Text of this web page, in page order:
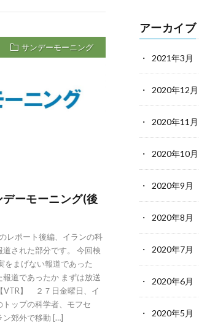
サンデーモーニング
ーモーニング(後
レポート後編、イランの科
された部分です。 今回検
をまげない報道であった
道であったか まずは放送
VTR】 ２７日金曜日、イ
ップの科学者、モフセ
ン郊外で移動 […]
アーカイブ
2021年3月
2020年12月
2020年11月
2020年10月
2020年9月
2020年8月
2020年7月
2020年6月
2020年5月